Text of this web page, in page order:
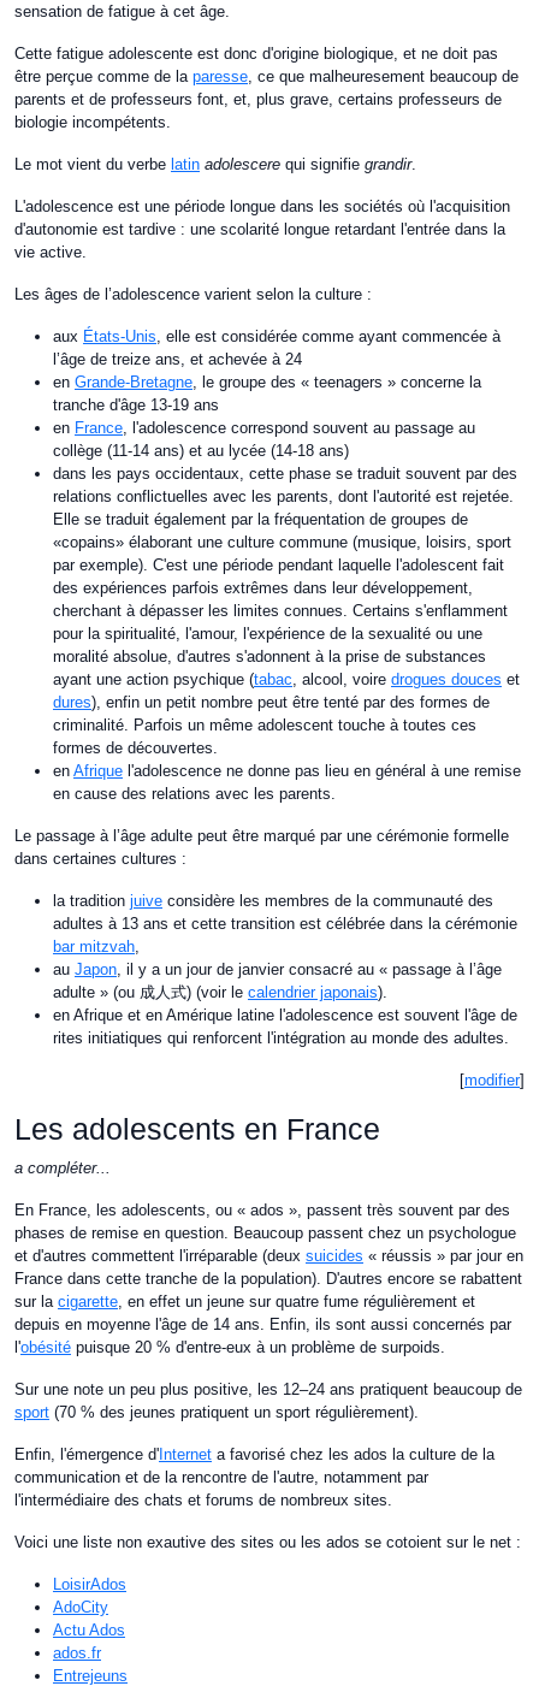
sensation de fatigue à cet âge.
Cette fatigue adolescente est donc d'origine biologique, et ne doit pas
être perçue comme de la paresse, ce que malheuresement beaucoup de
parents et de professeurs font, et, plus grave, certains professeurs de
biologie incompétents.
Le mot vient du verbe latin adolescere qui signifie grandir.
L'adolescence est une période longue dans les sociétés où l'acquisition
d'autonomie est tardive : une scolarité longue retardant l'entrée dans la
vie active.
Les âges de l’adolescence varient selon la culture :
aux États-Unis, elle est considérée comme ayant commencée à
l’âge de treize ans, et achevée à 24
en Grande-Bretagne, le groupe des « teenagers » concerne la
tranche d'âge 13-19 ans
en France, l'adolescence correspond souvent au passage au
collège (11-14 ans) et au lycée (14-18 ans)
dans les pays occidentaux, cette phase se traduit souvent par des
relations conflictuelles avec les parents, dont l'autorité est rejetée.
Elle se traduit également par la fréquentation de groupes de
«copains» élaborant une culture commune (musique, loisirs, sport
par exemple). C'est une période pendant laquelle l'adolescent fait
des expériences parfois extrêmes dans leur développement,
cherchant à dépasser les limites connues. Certains s'enflamment
pour la spiritualité, l'amour, l'expérience de la sexualité ou une
moralité absolue, d'autres s'adonnent à la prise de substances
ayant une action psychique (tabac, alcool, voire drogues douces et
dures), enfin un petit nombre peut être tenté par des formes de
criminalité. Parfois un même adolescent touche à toutes ces
formes de découvertes.
en Afrique l'adolescence ne donne pas lieu en général à une remise
en cause des relations avec les parents.
Le passage à l’âge adulte peut être marqué par une cérémonie formelle
dans certaines cultures :
la tradition juive considère les membres de la communauté des
adultes à 13 ans et cette transition est célébrée dans la cérémonie
bar mitzvah,
au Japon, il y a un jour de janvier consacré au « passage à l’âge
adulte » (ou 成人式) (voir le calendrier japonais).
en Afrique et en Amérique latine l'adolescence est souvent l'âge de
rites initiatiques qui renforcent l'intégration au monde des adultes.
[modifier]
Les adolescents en France
a compléter...
En France, les adolescents, ou « ados », passent très souvent par des
phases de remise en question. Beaucoup passent chez un psychologue
et d'autres commettent l'irréparable (deux suicides « réussis » par jour en
France dans cette tranche de la population). D'autres encore se rabattent
sur la cigarette, en effet un jeune sur quatre fume régulièrement et
depuis en moyenne l'âge de 14 ans. Enfin, ils sont aussi concernés par
l'obésité puisque 20 % d'entre-eux à un problème de surpoids.
Sur une note un peu plus positive, les 12–24 ans pratiquent beaucoup de
sport (70 % des jeunes pratiquent un sport régulièrement).
Enfin, l'émergence d' Internet a favorisé chez les ados la culture de la
communication et de la rencontre de l'autre, notamment par
l'intermédiaire des chats et forums de nombreux sites.
Voici une liste non exautive des sites ou les ados se cotoient sur le net :
LoisirAdos
AdoCity
Actu Ados
ados.fr
Entrejeuns